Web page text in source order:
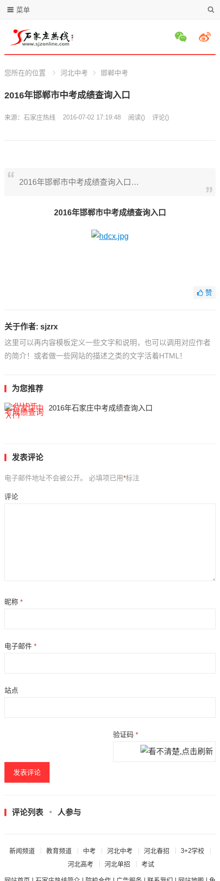
菜单
您所在的位置 河北中考 邯郸中考
2016年邯郸市中考成绩查询入口
来源： 石家庄热线 2016-07-02 17:19:48 阅读() 评论()
2016年邯郸市中考成绩查询入口…
2016年邯郸市中考成绩查询入口
赞
关于作者: sjzrx
这里可以再内容模板定义一些文字和说明，也可以调用对应作者
的简介！或者做一些网站的描述之类的文字活着HTML！
为您推荐
2016年石家庄中考成绩查询入口
发表评论
电子邮件地址不会被公开。 必填项已用*标注
评论
昵称 *
电子邮件 *
站点
验证码*
评论列表 人参与
新闻频道 教育频道 中考 河北中考 河北春招
3+2学校
河北高考
河北单招 考试